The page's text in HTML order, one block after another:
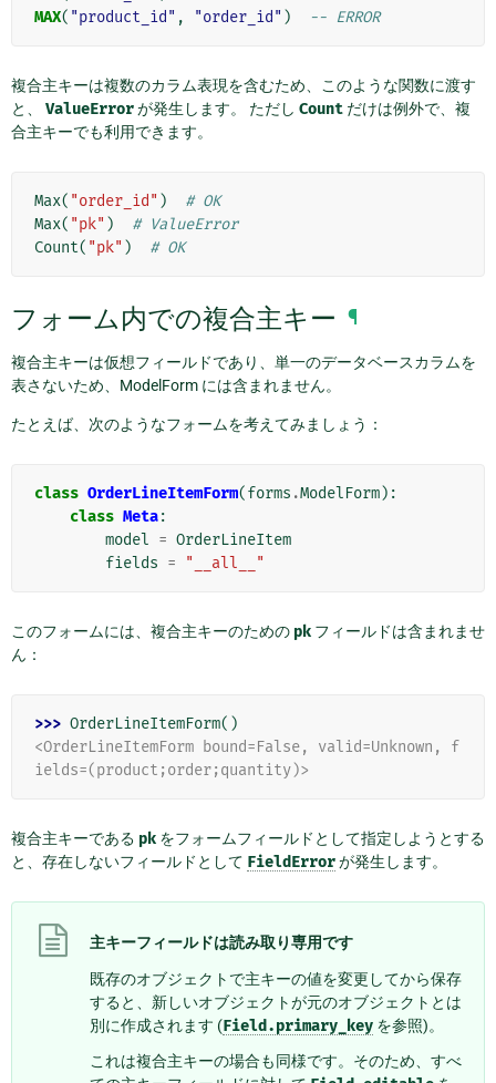
MAX( "product_id" , "order_id" ) -- ERROR
複合主キーは複数のカラム表現を含むため、このような関数に渡す
と、 ValueErrorが発生します。 ただし Count だけは例外で、複
合主キーでも利用できます。
Max( "order_id" )
# OK
Max( "pk" )
# ValueError
Count( "pk" ) # OK
フォーム内での複合主キー ¶
複合主キーは仮想フィールドであり、単一のデータベースカラムを
表さないため、ModelForm には含まれません。
たとえば、次のようなフォームを考えてみましょう：
class OrderLineItemForm(forms .ModelForm):
class Meta:
model = OrderLineItem
fields = "__all__"
このフォームには、複合主キーのための pk フィールドは含まれませ
ん：
>>> OrderLineItemForm()
<OrderLineItemForm bound=False, valid=Unknown, f
ields=(product;order;quantity)>
複合主キーである pk をフォームフィールドとして指定しようとする
と、存在しないフィールドとして FieldErrorが発生します。
主キーフィールドは読み取り専用です
既存のオブジェクトで主キーの値を変更してから保存
すると、新しいオブジェクトが元のオブジェクトとは
別に作成されます (Field.primary_key を参照)。
これは複合主キーの場合も同様です。そのため、すべ